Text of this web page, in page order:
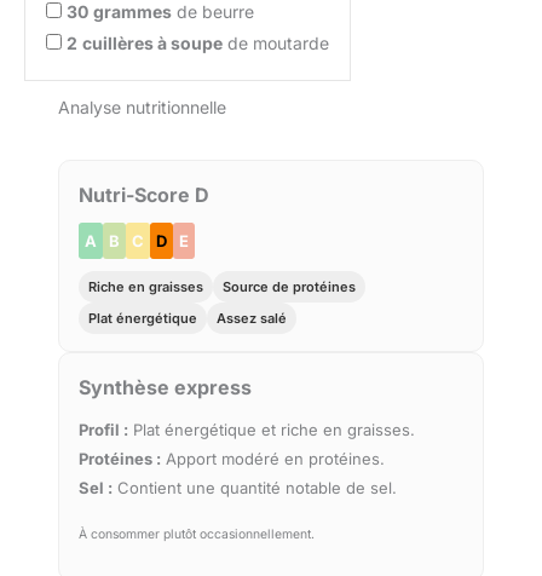
30 grammes de beurre
2 cuillères à soupe de moutarde
Analyse nutritionnelle
Nutri-Score D
A B C D E
Riche en graisses
Source de protéines
Plat énergétique
Assez salé
Synthèse express
Profil : Plat énergétique et riche en graisses.
Protéines : Apport modéré en protéines.
Sel : Contient une quantité notable de sel.
À consommer plutôt occasionnellement.